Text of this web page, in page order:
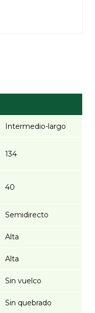
Intermedio-largo
134
40
Semidirecto
Alta
Alta
Sin vuelco
Sin quebrado